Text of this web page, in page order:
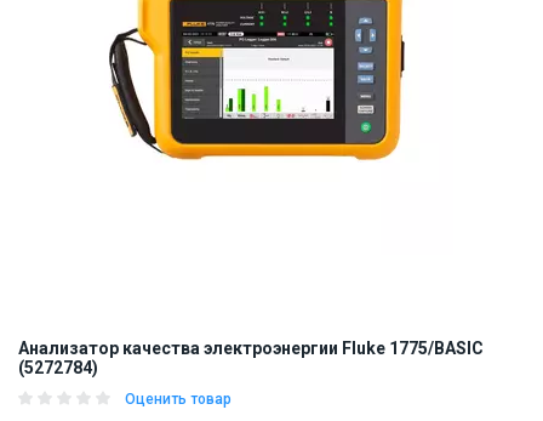
Анализатор качества электроэнергии Fluke 1775/BASIC
(5272784)
Оценить товар